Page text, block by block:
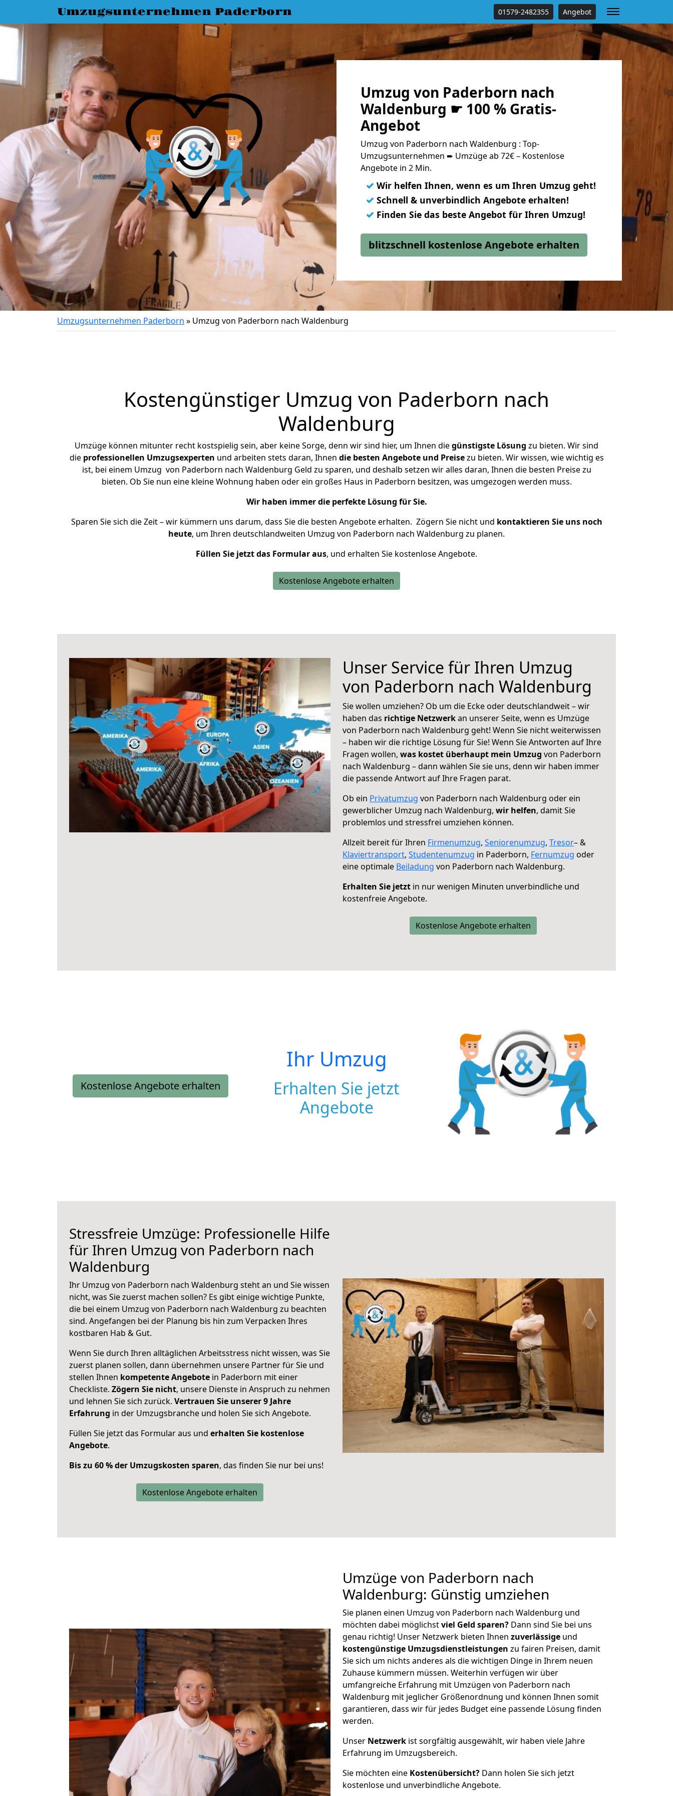
Umzugsunternehmen Paderborn 01579-2482355 Angebot
Umzug von Paderborn nach
Waldenburg ☛ 100 % Gratis-
Angebot
Umzug von Paderborn nach Waldenburg : Top-
Umzugsunternehmen ➨ Umzüge ab 72€ – Kostenlose
Angebote in 2 Min.
✓ Wir helfen Ihnen, wenn es um Ihren Umzug geht!
✓ Schnell & unverbindlich Angebote erhalten!
✓ Finden Sie das beste Angebot für Ihren Umzug!
blitzschnell kostenlose Angebote erhalten
Umzugsunternehmen Paderborn » Umzug von Paderborn nach Waldenburg
Kostengünstiger Umzug von Paderborn nach
Waldenburg
Umzüge können mitunter recht kostspielig sein, aber keine Sorge, denn wir sind hier, um Ihnen diegünstigste Lösung zu bieten. Wir sind
die professionellen Umzugsexperten und arbeiten stets daran, Ihnen die besten Angebote und Preisezu bieten. Wir wissen, wie wichtig es
ist, bei einem Umzug von Paderborn nach Waldenburg Geld zu sparen, und deshalb setzen wir alles daran, Ihnen die besten Preise zu
bieten. Ob Sie nun eine kleine Wohnung haben oder ein großes Haus in Paderborn besitzen, was umgezogen werden muss.
Wir haben immer die perfekte Lösung für Sie.
Sparen Sie sich die Zeit – wir kümmern uns darum, dass Sie die besten Angebote erhalten. Zögern Sie nicht und kontaktieren Sie uns noch
heute, um Ihren deutschlandweiten Umzug von Paderborn nach Waldenburg zu planen.
Füllen Sie jetzt das Formular aus, und erhalten Sie kostenlose Angebote.
Kostenlose Angebote erhalten
Unser Service für Ihren Umzug
von Paderborn nach Waldenburg
Sie wollen umziehen? Ob um die Ecke oder deutschlandweit – wir
haben das richtige Netzwerkan unserer Seite, wenn es Umzüge
von Paderborn nach Waldenburg geht! Wenn Sie nicht weiterwissen
– haben wir die richtige Lösung für Sie! Wenn Sie Antworten auf Ihre
Fragen wollen, was kostet überhaupt mein Umzug von Paderborn
nach Waldenburg – dann wählen Sie sie uns, denn wir haben immer
die passende Antwort auf Ihre Fragen parat.
Ob ein Privatumzug von Paderborn nach Waldenburg oder ein
gewerblicher Umzug nach Waldenburg, wir helfen, damit Sie
problemlos und stressfrei umziehen können.
Allzeit bereit für Ihren Firmenumzug, Seniorenumzug, Tresor– &
Klaviertransport, Studentenumzug in Paderborn, Fernumzug oder
eine optimale Beiladung von Paderborn nach Waldenburg.
Erhalten Sie jetzt in nur wenigen Minuten unverbindliche und
kostenfreie Angebote.
Kostenlose Angebote erhalten
Kostenlose Angebote erhalten
Ihr Umzug
Erhalten Sie jetzt
Angebote
Stressfreie Umzüge: Professionelle Hilfe
für Ihren Umzug von Paderborn nach
Waldenburg
Ihr Umzug von Paderborn nach Waldenburg steht an und Sie wissen
nicht, was Sie zuerst machen sollen? Es gibt einige wichtige Punkte,
die bei einem Umzug von Paderborn nach Waldenburg zu beachten
sind. Angefangen bei der Planung bis hin zum Verpacken Ihres
kostbaren Hab & Gut.
Wenn Sie durch Ihren alltäglichen Arbeitsstress nicht wissen, was Sie
zuerst planen sollen, dann übernehmen unsere Partner für Sie und
stellen Ihnen kompetente Angebote in Paderborn mit einer
Checkliste. Zögern Sie nicht, unsere Dienste in Anspruch zu nehmen
und lehnen Sie sich zurück. Vertrauen Sie unserer 9 Jahre
Erfahrung in der Umzugsbranche und holen Sie sich Angebote.
Füllen Sie jetzt das Formular aus und erhalten Sie kostenlose
Angebote.
Bis zu 60 % der Umzugskosten sparen, das finden Sie nur bei uns!
Kostenlose Angebote erhalten
Umzüge von Paderborn nach
Waldenburg: Günstig umziehen
Sie planen einen Umzug von Paderborn nach Waldenburg und
möchten dabei möglichstviel Geld sparen? Dann sind Sie bei uns
genau richtig! Unser Netzwerk bieten Ihnen zuverlässige und
kostengünstige Umzugsdienstleistungen zu fairen Preisen, damit
Sie sich um nichts anderes als die wichtigen Dinge in Ihrem neuen
Zuhause kümmern müssen. Weiterhin verfügen wir über
umfangreiche Erfahrung mit Umzügen von Paderborn nach
Waldenburg mit jeglicher Größenordnung und können Ihnen somit
garantieren, dass wir für jedes Budget eine passende Lösung finden
werden.
Unser Netzwerk ist sorgfältig ausgewählt, wir haben viele Jahre
Erfahrung im Umzugsbereich.
Sie möchten eine Kostenübersicht? Dann holen Sie sich jetzt
kostenlose und unverbindliche Angebote.